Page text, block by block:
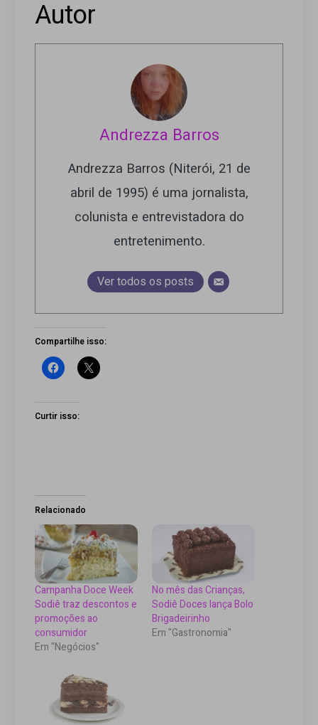
Autor
Andrezza Barros
Andrezza Barros (Niterói, 21 de
abril de 1995) é uma jornalista,
colunista e entrevistadora do
entretenimento.
Ver todos os posts
Compartilhe isso:
Curtir isso:
Relacionado
Campanha Doce Week
Sodiê traz descontos e
promoções ao
consumidor
Em "Negócios"
No mês das Crianças,
Sodiê Doces lança Bolo
Brigadeirinho
Em "Gastronomia"